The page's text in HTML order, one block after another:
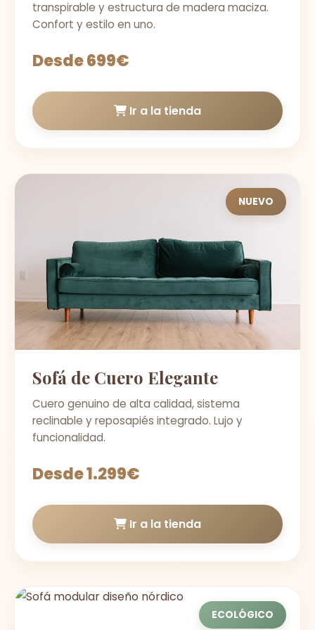
transpirable y estructura de madera maciza.
Confort y estilo en uno.
Desde 699€
Ir a la tienda
NUEVO
Sofá de Cuero Elegante
Cuero genuino de alta calidad, sistema
reclinable y reposapiés integrado. Lujo y
funcionalidad.
Desde 1.299€
Ir a la tienda
ECOLÓGICO